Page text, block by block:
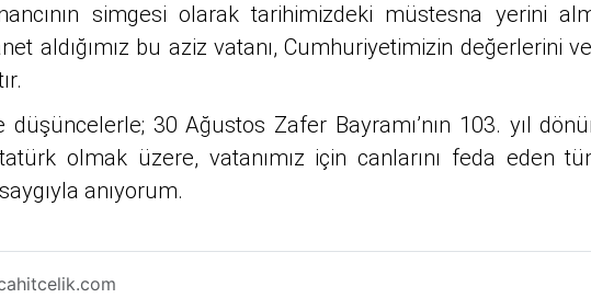
simgesi olarak tarihimizdeki müstesna yerini
aldığımız bu aziz vatanı, Cumhuriyetimizin değerlerini
30 Ağustos Zafer Bayramı’nın 103. yıl
olmak üzere, vatanımız için canlarını feda eden
anıyorum.